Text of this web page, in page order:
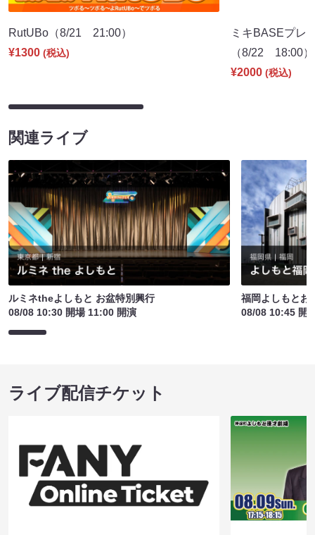
RutUBo（8/21 21:00）
¥1300 (税込)
ミキBASEプレ
（8/22 18:00）
¥2000 (税込)
関連ライブ
ルミネtheよしもと お盆特別興行
08/08 10:30 開場 11:00 開演
福岡よしもとお
08/08 10:45 開
ライブ配信チケット